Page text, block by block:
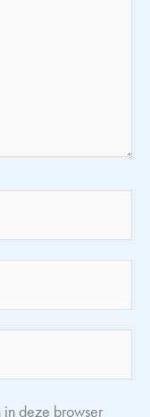
deze browser